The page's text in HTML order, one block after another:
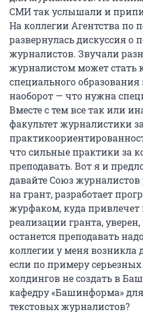
СМИ так услышали и
На коллегии Агентства по
развернулась дискуссия о
журналистов. Звучали
журналистом может стать
специального
наоборот — что нужна
Вместе с тем все так или
факультет журналистики
что сильные практики за
преподавать. Вот я и
давайте Союз журналистов
на грант, разработает
журфаком, куда
реализации гранта,
останется преподавать
коллегии у меня возникла
если по примеру
холдингов не создать в
кафедру «Башинформа»
текстовых журналистов?